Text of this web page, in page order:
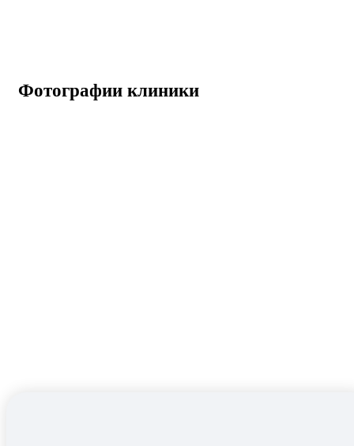
Фотографии клиники